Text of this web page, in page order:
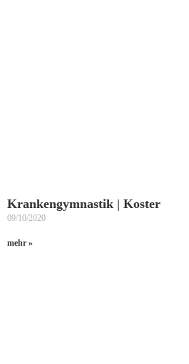
Krankengymnastik | Koster
09/10/2020
mehr »